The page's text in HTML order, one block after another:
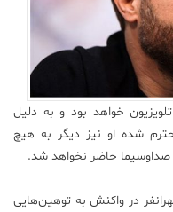
او در تلویزیون خواهد بود و به دلیل
شده او نیز دیگر به هیچ
صداوسیما حاضر نخواهد شد.
در واکنش به توهین‌هایی